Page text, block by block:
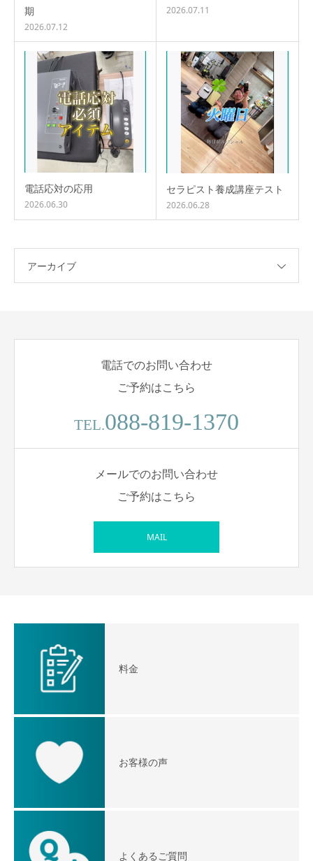
期
2026.07.12
2026.07.11
電話応対の応用
2026.06.30
セラピスト養成講座テスト
2026.06.28
アーカイブ
電話でのお問い合わせ
ご予約はこちら
TEL.088-819-1370
メールでのお問い合わせ
ご予約はこちら
MAIL
料金
お客様の声
よくあるご質問